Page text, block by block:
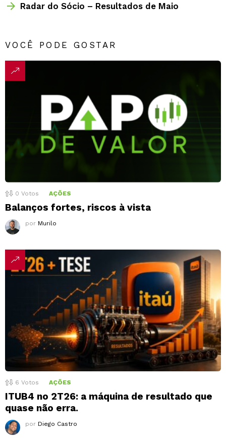
Radar do Sócio – Resultados de Maio
VOCÊ PODE GOSTAR
0 Votos AÇÕES
Balanços fortes, riscos à vista
por Murilo
6 Votos AÇÕES
ITUB4 no 2T26: a máquina de resultado que
quase não erra.
por Diego Castro